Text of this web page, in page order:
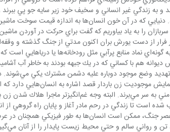
و به زندگي غير انساني و سخيف خود زير سايه جو پي
بعدها با بيداري
و هر چند يك‌بار با نمايش
مرگ، در جنگ و ناامني به سر مي‌برند. البته وجه
رقم زده است. در عصر جنگ، ممكن است انسان‌ها به